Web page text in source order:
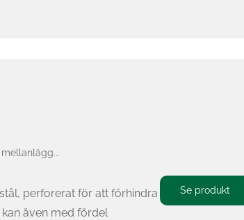
Se produkt
perforerat för att förhindra
även med fördel